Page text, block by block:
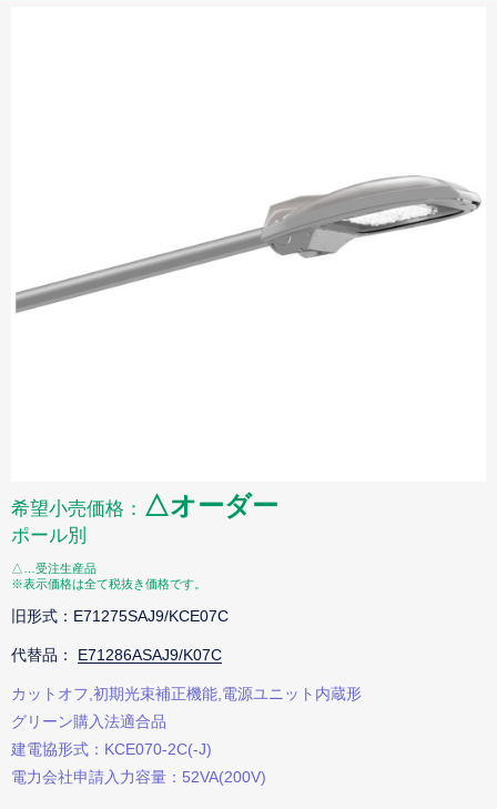
希望小売価格： △オーダー
ポール別
△…受注生産品
※表示価格は全て税抜き価格です。
旧形式：E71275SAJ9/KCE07C
代替品： E71286ASAJ9/K07C
カットオフ,初期光束補正機能,電源ユニット内蔵形
グリーン購入法適合品
建電協形式：KCE070-2C(-J)
電力会社申請入力容量：52VA(200V)